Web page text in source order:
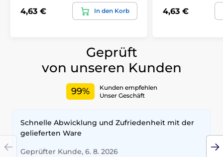
4,63 € In den Korb 4,63 €
Geprüft
von unseren Kunden
99%
Kunden empfehlen
Unser Geschäft
Schnelle Abwicklung und Zufriedenheit mit der
gelieferten Ware
Geprüfter Kunde, 6. 8. 2026